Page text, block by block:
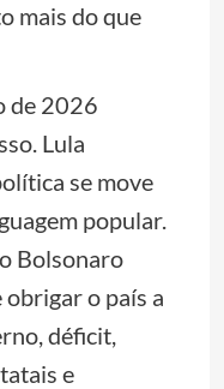
mais do que
de 2026
Lula
se move
popular.
Bolsonaro
o país a
déficit,
e